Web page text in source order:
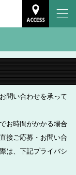
問い合わせを承って
お時間がかかる場合
接ご応募・お問い合
は、下記プライバシ